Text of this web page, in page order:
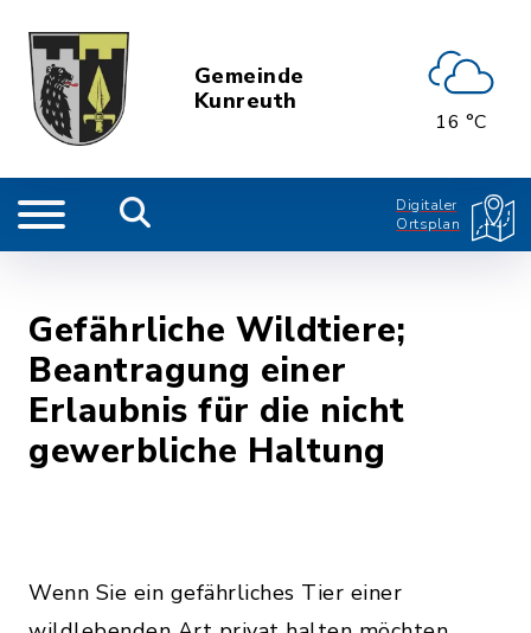
Gemeinde
Kunreuth
16 °C
Digitaler
Ortsplan
Gefährliche Wildtiere;
Beantragung einer
Erlaubnis für die nicht
gewerbliche Haltung
Wenn Sie ein gefährliches Tier einer